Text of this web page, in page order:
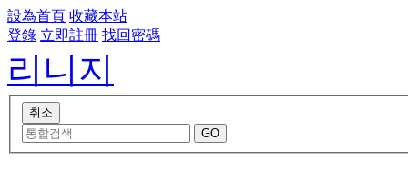
設為首頁 收藏本站
登錄 立即註冊 找回密碼
리니지